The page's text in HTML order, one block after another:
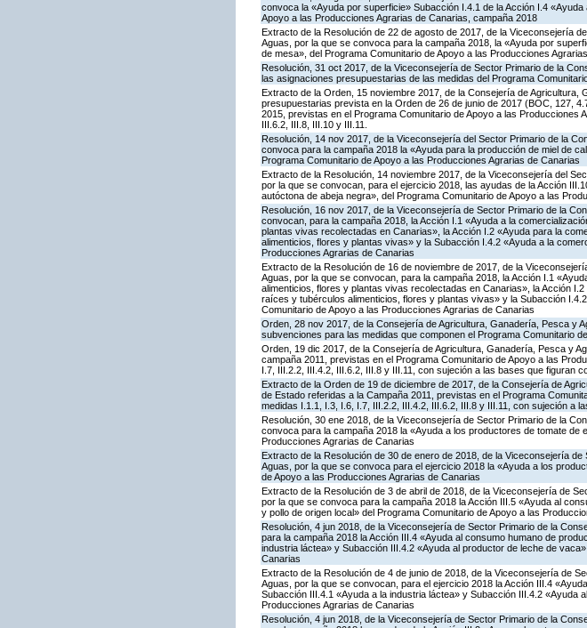
convoca la «Ayuda por superficie» Subacción I.4.1 de la Acción I.4
Apoyo a las Producciones Agrarias de Canarias, campaña 2018
Extracto de la Resolución de 22 de agosto de 2017, de la Viceconsejería
Aguas, por la que se convoca para la campaña 2018, la «Ayuda por
de mesa», del Programa Comunitario de Apoyo a las Producciones
Resolución, 31 oct 2017, de la Viceconsejería de Sector Primario de la
las asignaciones presupuestarias de las medidas del Programa
Extracto de la Orden, 15 noviembre 2017, de la Consejería de
presupuestarias prevista en la Orden de 26 de junio de 2017 (BOC, 127,
2015, previstas en el Programa Comunitario de Apoyo a las Producciones
III.6.2, III.8, III.10 y III.11.
Resolución, 14 nov 2017, de la Viceconsejería del Sector Primario de la
convoca para la campaña 2018 la «Ayuda para la producción de miel de
Programa Comunitario de Apoyo a las Producciones Agrarias de Canarias
Extracto de la Resolución, 14 noviembre 2017, de la Viceconsejería del
por la que se convocan, para el ejercicio 2018, las ayudas de la Acción
autóctona de abeja negra», del Programa Comunitario de Apoyo a las
Resolución, 16 nov 2017, de la Viceconsejería de Sector Primario de la
convocan, para la campaña 2018, la Acción I.1 «Ayuda a la
plantas vivas recolectadas en Canarias», la Acción I.2 «Ayuda para la
alimenticios, flores y plantas vivas» y la Subacción I.4.2 «Ayuda a la
Producciones Agrarias de Canarias
Extracto de la Resolución de 16 de noviembre de 2017, de la
Aguas, por la que se convocan, para la campaña 2018, la Acción I.1
alimenticios, flores y plantas vivas recolectadas en Canarias», la Acción
raíces y tubérculos alimenticios, flores y plantas vivas» y la Subacción
Comunitario de Apoyo a las Producciones Agrarias de Canarias
Orden, 28 nov 2017, de la Consejería de Agricultura, Ganadería, Pesca y
subvenciones para las medidas que componen el Programa Comunitario
Orden, 19 dic 2017, de la Consejería de Agricultura, Ganadería, Pesca y
campaña 2011, previstas en el Programa Comunitario de Apoyo a las
I.7, III.2.2, III.4.2, III.6.2, III.8 y III.11, con sujeción a las bases que figuran
Extracto de la Orden de 19 de diciembre de 2017, de la Consejería de
de Estado referidas a la Campaña 2011, previstas en el Programa
medidas I.1.1, I.3, I.6, I.7, III.2.2, III.4.2, III.6.2, III.8 y III.11, con sujeción a
Resolución, 30 ene 2018, de la Viceconsejería de Sector Primario de la
convoca para la campaña 2018 la «Ayuda a los productores de tomate de
Producciones Agrarias de Canarias
Extracto de la Resolución de 30 de enero de 2018, de la Viceconsejería
Aguas, por la que se convoca para el ejercicio 2018 la «Ayuda a los
de Apoyo a las Producciones Agrarias de Canarias
Extracto de la Resolución de 3 de abril de 2018, de la Viceconsejería de
por la que se convoca para la campaña 2018 la Acción III.5 «Ayuda al
y pollo de origen local» del Programa Comunitario de Apoyo a las
Resolución, 4 jun 2018, de la Viceconsejería de Sector Primario de la
para la campaña 2018 la Acción III.4 «Ayuda al consumo humano de
industria láctea» y Subacción III.4.2 «Ayuda al productor de leche de
Canarias
Extracto de la Resolución de 4 de junio de 2018, de la Viceconsejería de
Aguas, por la que se convocan, para el ejercicio 2018 la Acción III.4
Subacción III.4.1 «Ayuda a la industria láctea» y Subacción III.4.2 «Ayuda
Producciones Agrarias de Canarias
Resolución, 4 jun 2018, de la Viceconsejería de Sector Primario de la